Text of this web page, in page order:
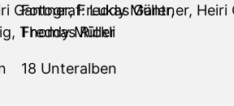
Gantner, Freddy Müller,
Thomas Rickli
Fotograf: Lukas Gantner, Heiri
Freddy Müller
18 Unteralben